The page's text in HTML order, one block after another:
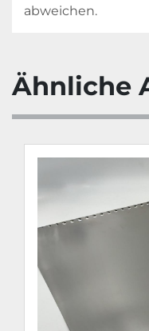
abweichen.
Ähnliche